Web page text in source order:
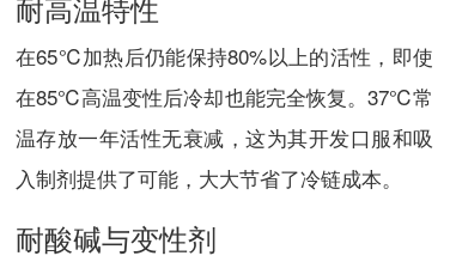
在65℃加热后仍能保持80%以上的活性，即使
在85℃高温变性后冷却也能完全恢复。37℃常
温存放一年活性无衰减，这为其开发口服和吸
入制剂提供了可能，大大节省了冷链成本。
耐酸碱与变性剂